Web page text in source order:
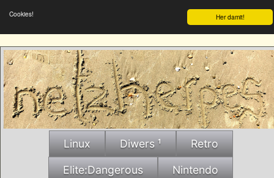
Her damit!
Cookies!
Linux Diwers ¹ Retro
Elite:Dangerous Nintendo